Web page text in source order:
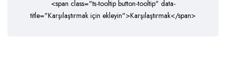
<span class="ts-tooltip button-tooltip" data-
title="Karşılaştırmak için ekleyin">Karşılaştırmak</span>